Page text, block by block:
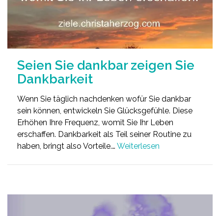
Seien Sie dankbar zeigen Sie
Dankbarkeit
Wenn Sie täglich nachdenken wofür Sie dankbar
sein können, entwickeln Sie Glücksgefühle. Diese
Erhöhen Ihre Frequenz, womit Sie Ihr Leben
erschaffen. Dankbarkeit als Teil seiner Routine zu
haben, bringt also Vorteile.… Weiterlesen